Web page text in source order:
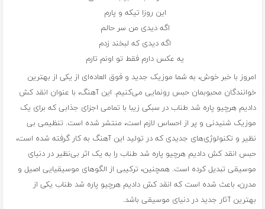
این روزا تیکه و پارم
اگه دیدی من سر حالم
اگه دیدی که لبخند زدم
یه عکس دارم فقط تو اونم تارم
امروز با خبر خوش، به شما موزیک جدید و فوق العاده‌ای از یکی از بهترین
خوانندگان محبوبمان حبس رونمایی می‌کنیم. این آهنگ، با عنوان انقد کش
دادیم هرچیو پاره شد طناب در سبکی زیبا با تمامی اجزای جذابی که برای یک
موزیک شنیدنی و پر از احساس لازم است، منتشر شده است. تنظیمی بی
نظیر و تکنولوژی‌های جدیدی که در تولید این آهنگ به کار گرفته شده است،
حبس انقد کش دادیم هرچیو پاره شد طناب را به یک اثر بی‌نظیر در دنیای
موسیقی تبدیل کرده است. همچنین، ترکیبی از الگوهای موسیقیایی اصیل و
مدرن، باعث شده است که انقد کش دادیم هرچیو پاره شد طناب یکی از
بهترین آثار جدید در دنیای موسیقی باشد.